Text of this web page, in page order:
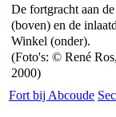
De fortgracht aan
(boven) en de
Winkel (onder).
(Foto's: © René
2000)
Fort bij Abcoude